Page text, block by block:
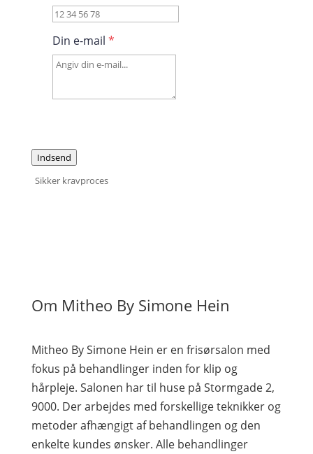
Din e-mail *
Indsend
Sikker kravproces
Om Mitheo By Simone Hein
Mitheo By Simone Hein er en frisørsalon med
fokus på behandlinger inden for klip og
hårpleje. Salonen har til huse på Stormgade 2,
9000. Der arbejdes med forskellige teknikker og
metoder afhængigt af behandlingen og den
enkelte kundes ønsker. Alle behandlinger